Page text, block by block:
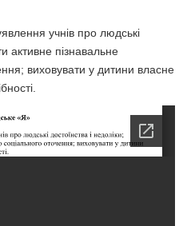
учнів про людські
активне пізнавальне
виховувати у дитини власне